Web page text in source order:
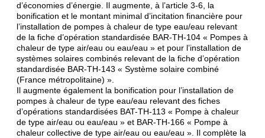
d’économies d’énergie. Il augmente, à l’article 3-6, la
bonification et le montant minimal d’incitation financière pour
l’installation de pompes à chaleur de type eau/eau relevant
de la fiche d’opération standardisée BAR-TH-104 « Pompes à
chaleur de type air/eau ou eau/eau » et pour l’installation de
systèmes solaires combinés relevant de la fiche d’opération
standardisée BAR-TH-143 « Système solaire combiné
(France métropolitaine) ».
Il augmente également la bonification pour l’installation de
pompes à chaleur de type eau/eau relevant des fiches
d’opérations standardisées BAT-TH-113 « Pompe à chaleur
de type air/eau ou eau/eau » et BAR-TH-166 « Pompe à
chaleur collective de type air/eau ou eau/eau ». Il complète la